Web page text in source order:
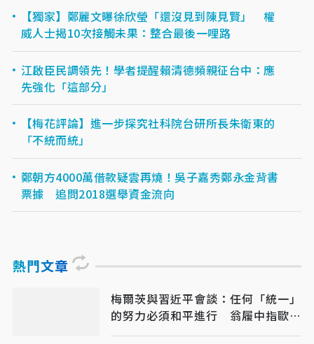
【獨家】鄭麗文曝徐欣瑩「還沒見到陳見賢」 權
威人士揭10次接觸未果：整合最後一哩路
江啟臣民調領先！學者提醒賴清德頻親征台中：應
先強化「這部分」
【梅花評論】進一步探究社科院台研所長朱衛東的
「不統而統」
鄭朝方4000萬借款疑雲再燒！吳子嘉秀鄭永金背書
票據 追問2018選舉資金流向
熱門文章
梅爾茨與習近平會談：任何「統一」
的努力必須和平進行 翁履中指歐洲
在美中夾縫重塑戰略